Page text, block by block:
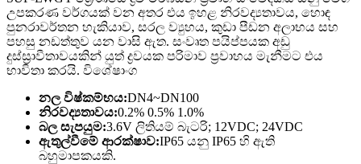
උපකරණ වර්ගයක් වන අතර එය ඉහළ නිරවද්‍යතාවය, හොඳ
පුනරාවර්තන හැකියාව, සරල ව්‍යුහය, කුඩා පීඩන අලාභය සහ
පහසු නඩත්තුව යන වාසි ඇත. සංවෘත පයිප්පයක අඩු
දුස්ස්‍රාවීතාවයකින් යුත් ද්‍රවයක පරිමාව ප්‍රවාහය මැනීමට එය
භාවිතා කරයි. විශේෂාංග
නල විෂ්කම්භය:DN4~DN100
නිරවද්‍යතාවය:0.2% 0.5% 1.0%
බල සැපයුම:3.6V ලිතියම් බැටරි; 12VDC; 24VDC
ඇතුල්වීමේ ආරක්ෂාව:IP65 යනු IP65 හි ඇති
බහුමාපකයකි.